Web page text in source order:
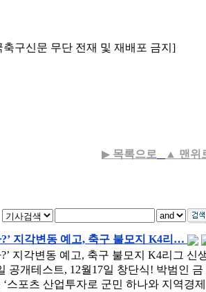
구신문 무단 전재 및 재배포 금지]
▶ 목록으로 ▲ 맨위
지각변동 예고, 축구 불모지 K4리…
지각변동 예고, 축구 불모지 K4리그 신
공개테스트, 12월17일 창단식! 박범인 금
스포츠 산업투자로 군민 하나와 지역경제